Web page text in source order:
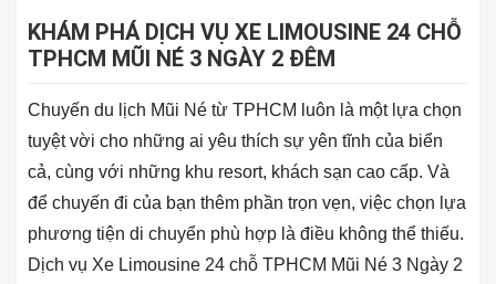
KHÁM PHÁ DỊCH VỤ XE LIMOUSINE 24 CHỖ
TPHCM MŨI NÉ 3 NGÀY 2 ĐÊM
Chuyến du lịch Mũi Né từ TPHCM luôn là một lựa chọn
tuyệt vời cho những ai yêu thích sự yên tĩnh của biển
cả, cùng với những khu resort, khách sạn cao cấp. Và
để chuyến đi của bạn thêm phần trọn vẹn, việc chọn lựa
phương tiện di chuyển phù hợp là điều không thể thiếu.
Dịch vụ Xe Limousine 24 chỗ TPHCM Mũi Né 3 Ngày 2